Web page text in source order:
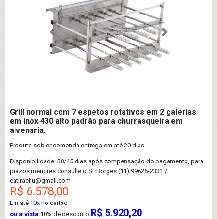
Grill normal com 7 espetos rotativos em 2 galerias
em inox 430 alto padrão para churrasqueira em
alvenaria.
Produto sob encomenda entrega em até 20 dias
Disponibilidade: 30/45 dias após compensação do pagamento, para
prazos menores consulte o Sr. Borges (11) 99626-2331 /
catirachu@gmail.com
R$ 6.578,00
Em até 10x no cartão
ou a vista 10% de desconto R$ 5.920,20